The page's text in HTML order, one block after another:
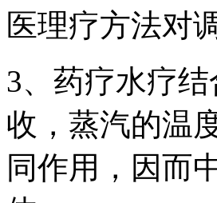
医理疗方法对
3、药疗水疗
收，蒸汽的温
同作用，因而